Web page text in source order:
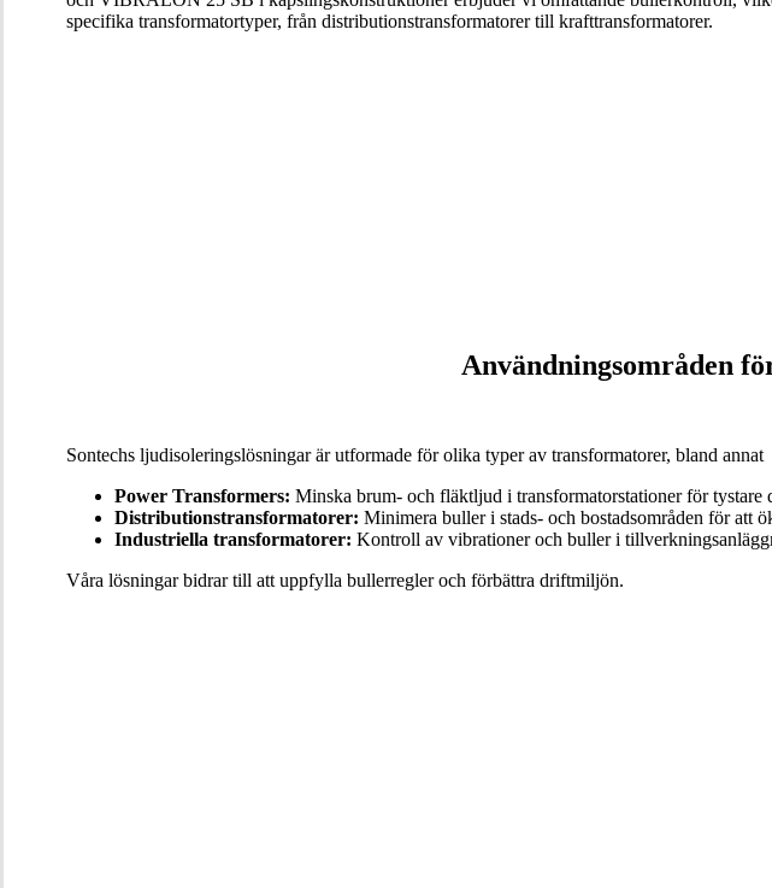
specifika transformatortyper, från distributionstransformatorer till krafttransformatorer.
Användningsområden
Sontechs ljudisoleringslösningar är utformade för olika typer av transformatorer, bland annat
Power Transformers: Minska brum- och fläktljud i transformatorstationer för tystare
Distributionstransformatorer: Minimera buller i stads- och bostadsområden för att
Industriella transformatorer: Kontroll av vibrationer och buller i
Våra lösningar bidrar till att uppfylla bullerregler och förbättra driftmiljön.